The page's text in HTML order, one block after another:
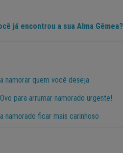
já encontrou a sua Alma Gêmea?
namorar quem você deseja
para arrumar namorado urgente!
namorado ficar mais carinhoso